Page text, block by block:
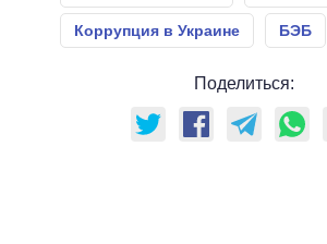
Коррупция в Украине БЭБ
Поделиться: